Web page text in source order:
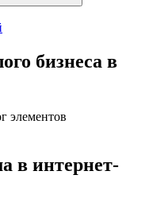
бизнеса в
элементов
в интернет-